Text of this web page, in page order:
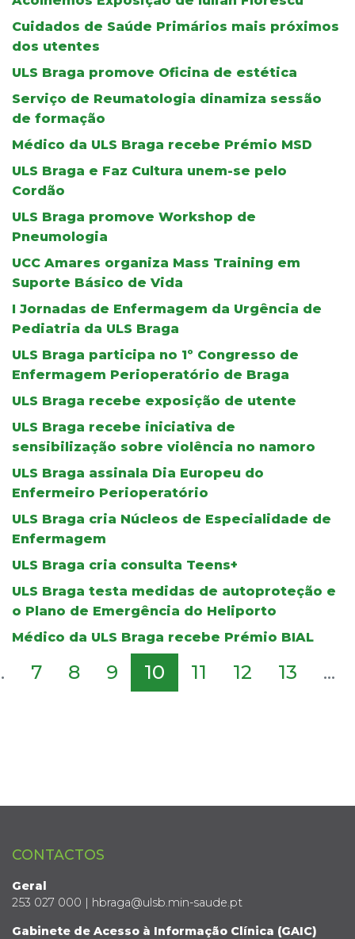
Cuidados de Saúde Primários mais próximos
dos utentes
ULS Braga promove Oficina de estética
Serviço de Reumatologia dinamiza sessão
de formação
Médico da ULS Braga recebe Prémio MSD
ULS Braga e Faz Cultura unem-se pelo
Cordão
ULS Braga promove Workshop de
Pneumologia
UCC Amares organiza Mass Training em
Suporte Básico de Vida
I Jornadas de Enfermagem da Urgência de
Pediatria da ULS Braga
ULS Braga participa no 1º Congresso de
Enfermagem Perioperatório de Braga
ULS Braga recebe exposição de utente
ULS Braga recebe iniciativa de
sensibilização sobre violência no namoro
ULS Braga assinala Dia Europeu do
Enfermeiro Perioperatório
ULS Braga cria Núcleos de Especialidade de
Enfermagem
ULS Braga cria consulta Teens+
ULS Braga testa medidas de autoproteção e
o Plano de Emergência do Heliporto
Médico da ULS Braga recebe Prémio BIAL
7 8 9 10 11 12 13 ...
CONTACTOS
Geral
253 027 000 | hbraga@ulsb.min-saude.pt
Gabinete de Acesso à Informação Clínica (GAIC)